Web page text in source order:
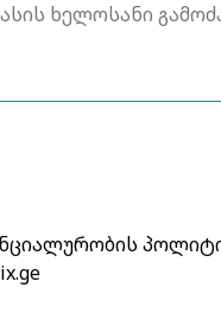
ხელოსანი